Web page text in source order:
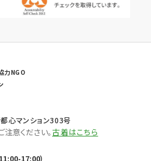
力NGO
マンション303号
意ください。古着はこちら
17:00）